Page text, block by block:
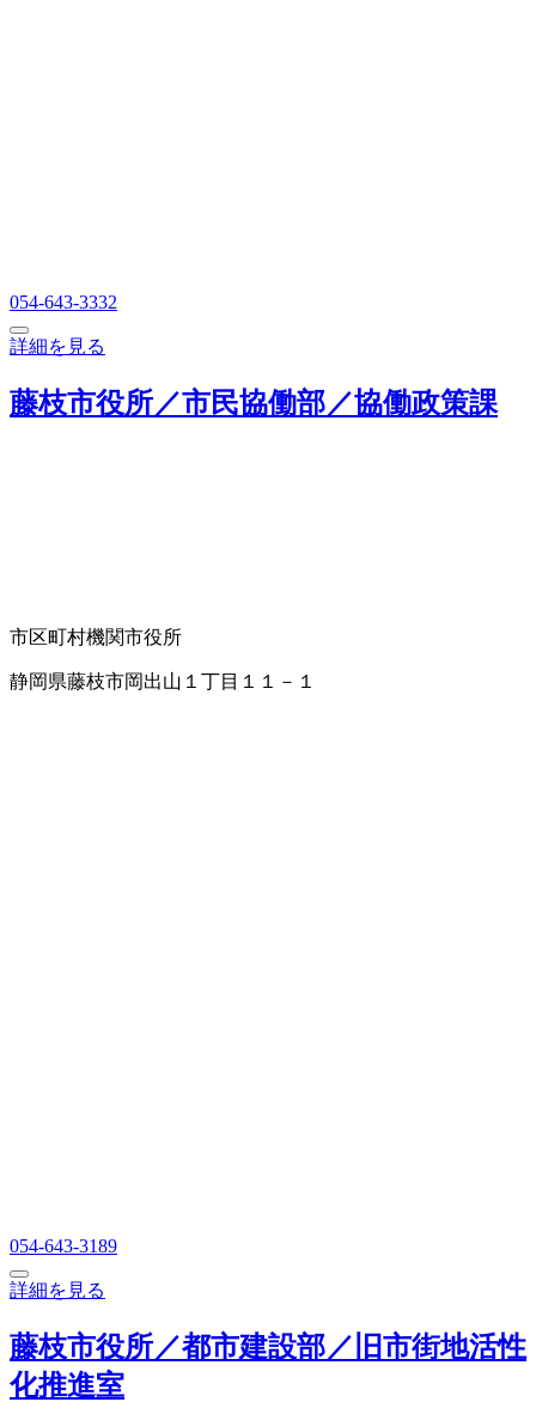
054-643-3332
詳細を見る
藤枝市役所／市民協働部／協働政策課
市区町村機関市役所
静岡県藤枝市岡出山１丁目１１－１
054-643-3189
詳細を見る
藤枝市役所／都市建設部／旧市街地活性
化推進室